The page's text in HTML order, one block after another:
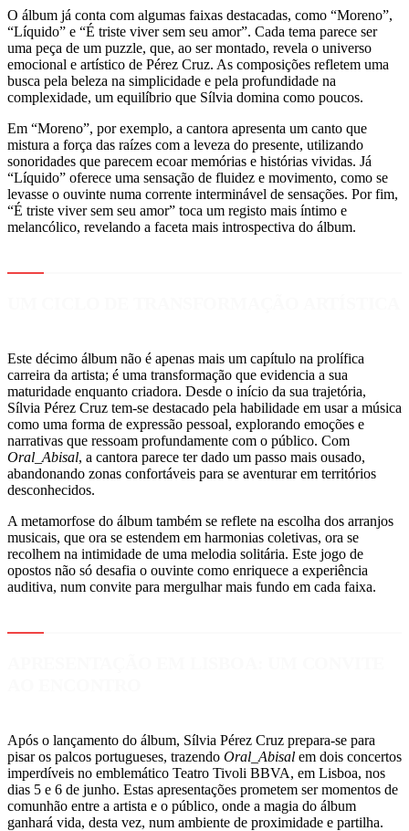
O álbum já conta com algumas faixas destacadas, como “Moreno”,
“Líquido” e “É triste viver sem seu amor”. Cada tema parece ser
uma peça de um puzzle, que, ao ser montado, revela o universo
emocional e artístico de Pérez Cruz. As composições refletem uma
busca pela beleza na simplicidade e pela profundidade na
complexidade, um equilíbrio que Sílvia domina como poucos.
Em “Moreno”, por exemplo, a cantora apresenta um canto que
mistura a força das raízes com a leveza do presente, utilizando
sonoridades que parecem ecoar memórias e histórias vividas. Já
“Líquido” oferece uma sensação de fluidez e movimento, como se
levasse o ouvinte numa corrente interminável de sensações. Por fim,
“É triste viver sem seu amor” toca um registo mais íntimo e
melancólico, revelando a faceta mais introspectiva do álbum.
Este décimo álbum não é apenas mais um capítulo na prolífica
carreira da artista; é uma transformação que evidencia a sua
maturidade enquanto criadora. Desde o início da sua trajetória,
Sílvia Pérez Cruz tem-se destacado pela habilidade em usar a música
como uma forma de expressão pessoal, explorando emoções e
narrativas que ressoam profundamente com o público. Com
Oral_Abisal, a cantora parece ter dado um passo mais ousado,
abandonando zonas confortáveis para se aventurar em territórios
desconhecidos.
A metamorfose do álbum também se reflete na escolha dos arranjos
musicais, que ora se estendem em harmonias coletivas, ora se
recolhem na intimidade de uma melodia solitária. Este jogo de
opostos não só desafia o ouvinte como enriquece a experiência
auditiva, num convite para mergulhar mais fundo em cada faixa.
Após o lançamento do álbum, Sílvia Pérez Cruz prepara-se para
pisar os palcos portugueses, trazendo Oral_Abisal em dois concertos
imperdíveis no emblemático Teatro Tivoli BBVA, em Lisboa, nos
dias 5 e 6 de junho. Estas apresentações prometem ser momentos de
comunhão entre a artista e o público, onde a magia do álbum
ganhará vida, desta vez, num ambiente de proximidade e partilha.